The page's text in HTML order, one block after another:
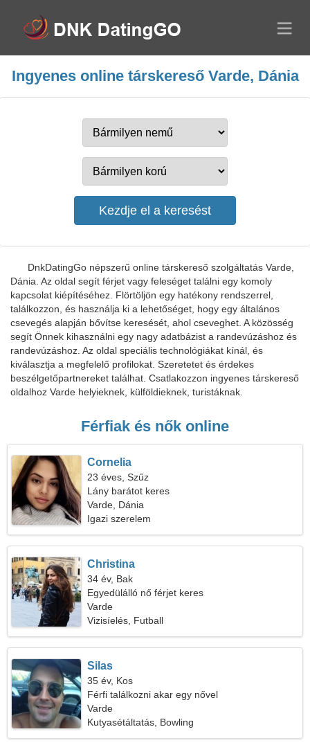
Ingyenes online társkereső Varde, Dánia
DnkDatingGo népszerű online társkereső szolgáltatás Varde,
Dánia. Az oldal segít férjet vagy feleséget találni egy komoly
kapcsolat kiépítéséhez. Flörtöljön egy hatékony rendszerrel,
találkozzon, és használja ki a lehetőséget, hogy egy általános
csevegés alapján bővítse keresését, ahol cseveghet. A közösség
segít Önnek kihasználni egy nagy adatbázist a randevúzáshoz és
randevúzáshoz. Az oldal speciális technológiákat kínál, és
kiválasztja a megfelelő profilokat. Szeretetet és érdekes
beszélgetőpartnereket találhat. Csatlakozzon ingyenes társkereső
oldalhoz Varde helyieknek, külföldieknek, turistáknak.
Férfiak és nők online
Cornelia
23 éves, Szűz
Lány barátot keres
Varde, Dánia
Igazi szerelem
Christina
34 év, Bak
Egyedülálló nő férjet keres
Varde
Vizisíelés, Futball
Silas
35 év, Kos
Férfi találkozni akar egy nővel
Varde
Kutyasétáltatás, Bowling